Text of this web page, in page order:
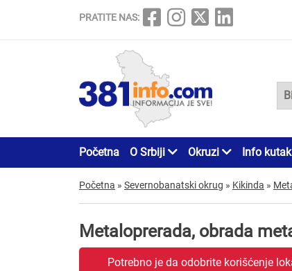
PRATITE NAS:
Početna O Srbiji Okruzi Info kutak
Početna » Severnobanatski okrug » Kikinda »
Metaloprerada, obrada
Potrebno je da odobrite korišćenje